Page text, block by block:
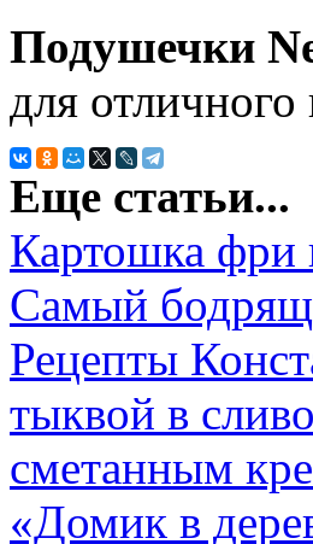
Подушечки
для отличного
Еще статьи...
Картошка фри
Самый
Рецепты
тыквой в
сметанным
«Домик в